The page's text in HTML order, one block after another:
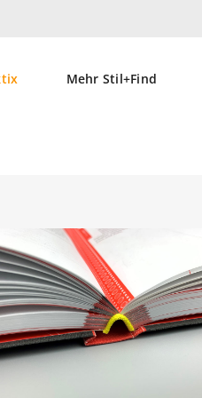
Mehr Stil+Find